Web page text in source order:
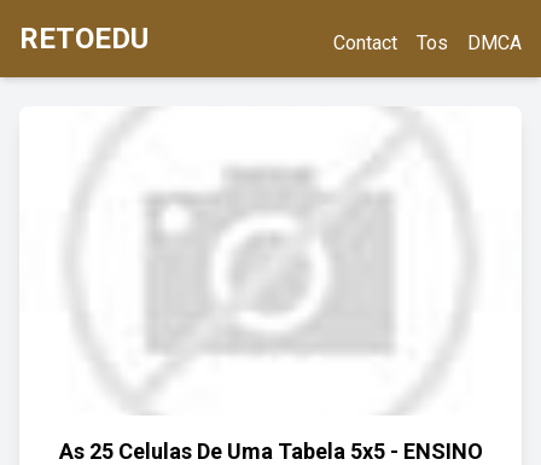
RETOEDU Contact Tos DMCA
As 25 Celulas De Uma Tabela 5x5 - ENSINO